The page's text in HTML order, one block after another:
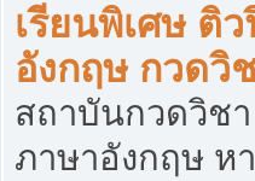
เรียนพิเศษ ติ
อังกฤษ กวดวิ
สถาบันกวดวิช
ภาษาอังกฤษ ห